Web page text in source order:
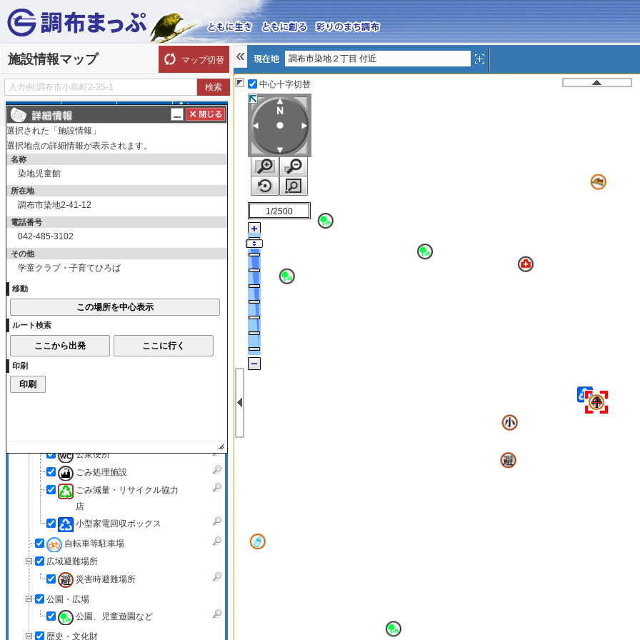
施設情報マップ マップ切替
探す ルート
表示切替
施設情報
市役所・支所
市役所
支所
公民館・集会所
文化・体育施設
博物館・資料館
美術館
公衆便所
ごみ処理施設
ごみ減量・リサイクル協力
店
小型家電回収ボックス
自転車等駐車場
広域避難場所
災害時避難場所
公園・広場
公園、児童遊園など
歴史・文化財
調布市染地２丁目 付近
中心十字切替
1/2500
選択された「施設情報」
選択地点の詳細情報が表示されます。
名称
染地児童館
所在地
調布市染地2-41-12
電話番号
042-485-3102
その他
学童クラブ・子育てひろば
移動
ルート検索
印刷
印刷プレビュー画面の表示回数が制限を超えました。
印刷プレビュー画面の表示回数は
確認